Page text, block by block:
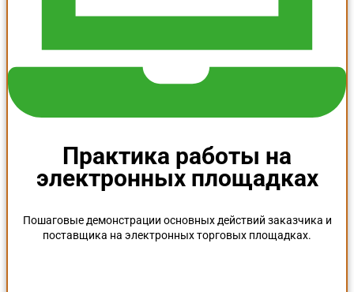
Практика работы на
электронных площадках
Пошаговые демонстрации основных действий заказчика и
поставщика на электронных торговых площадках.